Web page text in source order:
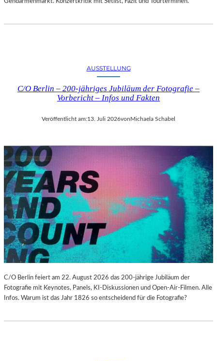
AUSSTELLUNG
C/O Berlin – 200-jähriges Jubiläum der Fotografie –
Vorbericht – Infos und Fakten
Veröffentlicht am:13. Juli 2026von Michaela Schabel
C/O Berlin feiert am 22. August 2026 das 200-jährige Jubiläum der
Fotografie mit Keynotes, Panels, KI-Diskussionen und Open-Air-Filmen. Alle
Infos. Warum ist das Jahr 1826 so entscheidend für die Fotografie?